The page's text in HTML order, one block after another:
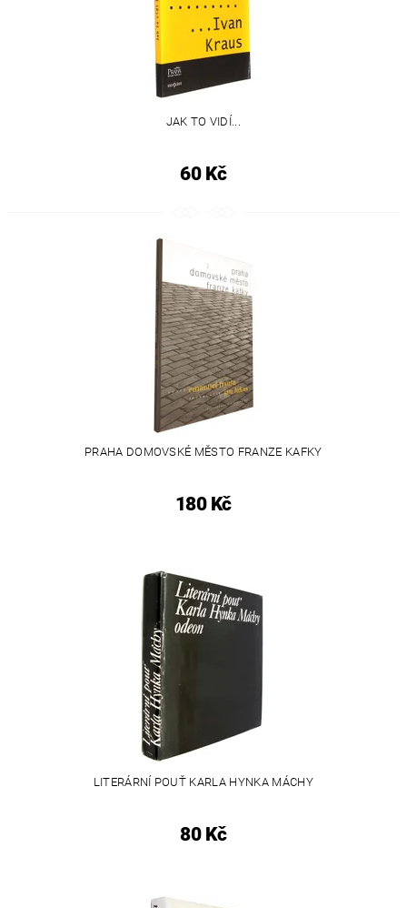
JAK TO VIDÍ...
60 Kč
PRAHA DOMOVSKÉ MĚSTO FRANZE KAFKY
180 Kč
LITERÁRNÍ POUŤ KARLA HYNKA MÁCHY
80 Kč